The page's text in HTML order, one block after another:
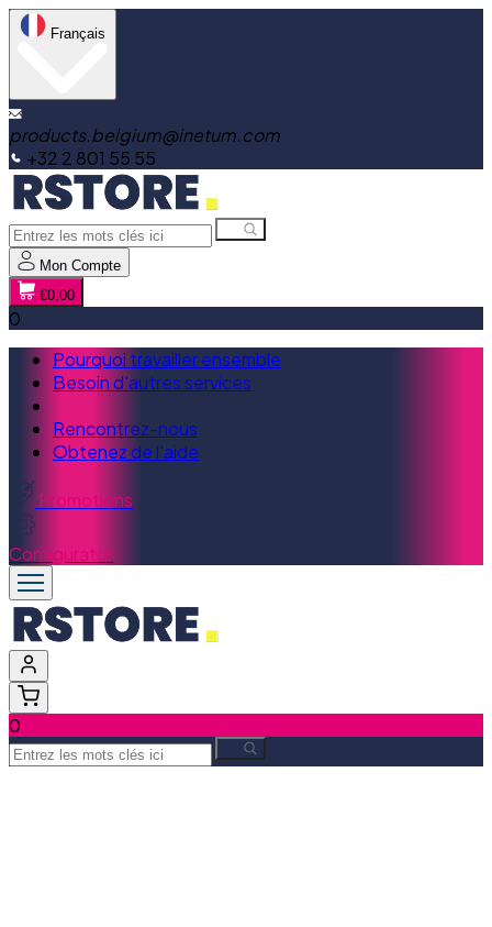
Français
products.belgium@inetum.com
+32 2 801 55 55
Mon Compte
€0,00
0
Pourquoi travailler ensemble
Besoin d'autres services
Rencontrez-nous
Obtenez de l'aide
Promotions
Configurator
0